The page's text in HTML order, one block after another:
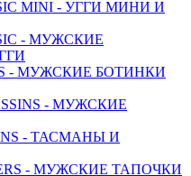
MINI - УГГИ МИНИ И
- МУЖСКИЕ
- МУЖСКИЕ БОТИНКИ
- МУЖСКИЕ
- ТАСМАНЫ И
- МУЖСКИЕ ТАПОЧКИ